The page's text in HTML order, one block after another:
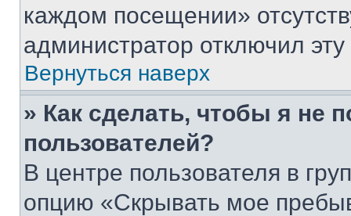
каждом посещении»
администратор отключил
Вернуться наверх
» Как сделать, чтобы я не
пользователей?
В центре пользователя в
опцию «Скрывать мое